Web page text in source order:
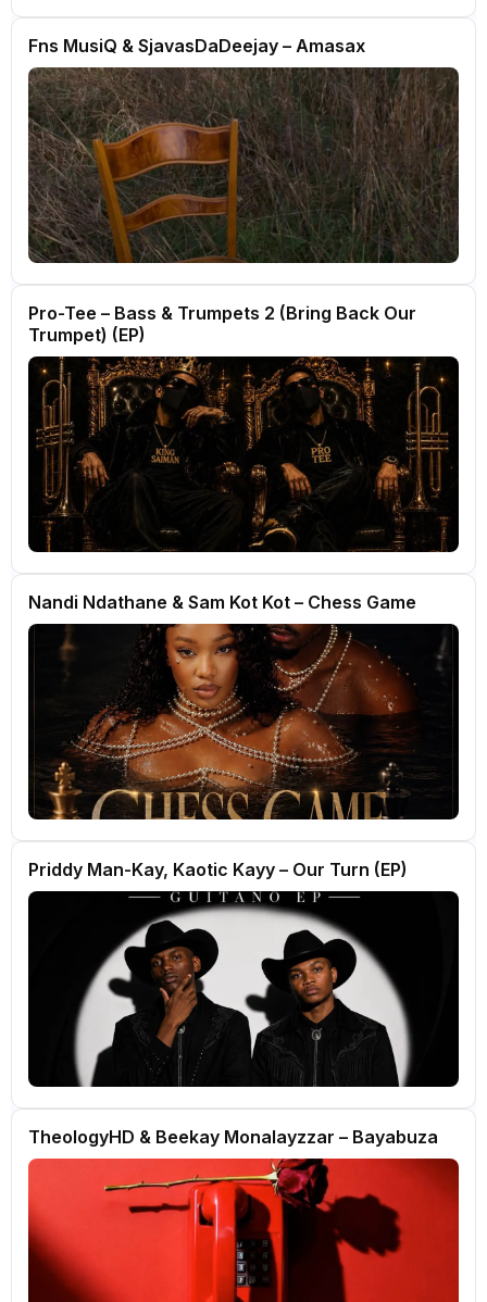
Fns MusiQ & SjavasDaDeejay – Amasax
Pro-Tee – Bass & Trumpets 2 (Bring Back Our
Trumpet) (EP)
Nandi Ndathane & Sam Kot Kot – Chess Game
Priddy Man-Kay, Kaotic Kayy – Our Turn (EP)
TheologyHD & Beekay Monalayzzar – Bayabuza